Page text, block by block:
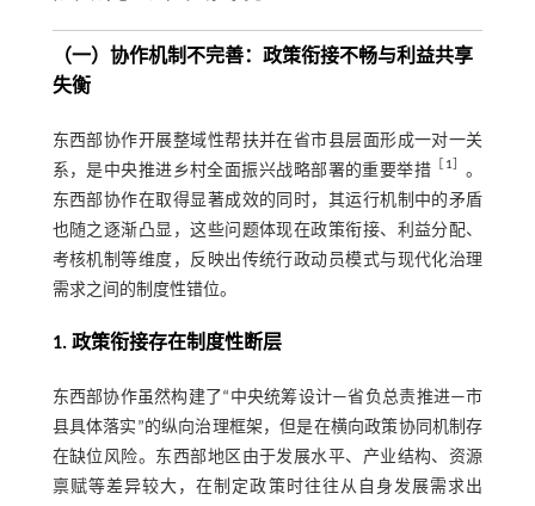
（一）协作机制不完善：政策衔接不畅与利益共享
失衡
东西部协作开展整域性帮扶并在省市县层面形成一对一关
系，是中央推进乡村全面振兴战略部署的重要举措 ［ 1］ 。
东西部协作在取得显著成效的同时，其运行机制中的矛盾
也随之逐渐凸显，这些问题体现在政策衔接、利益分配、
考核机制等维度，反映出传统行政动员模式与现代化治理
需求之间的制度性错位。
1. 政策衔接存在制度性断层
东西部协作虽然构建了“中央统筹设计—省负总责推进—市
县具体落实”的纵向治理框架，但是在横向政策协同机制存
在缺位风险。东西部地区由于发展水平、产业结构、资源
禀赋等差异较大，在制定政策时往往从自身发展需求出